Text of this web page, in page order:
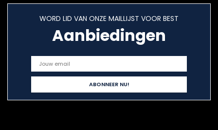
WORD LID VAN ONZE MAILLIJST VOOR BEST
Aanbiedingen